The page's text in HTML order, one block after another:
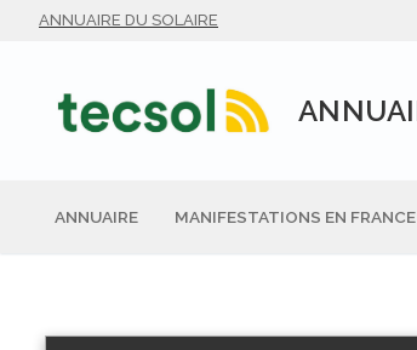
ANNUAIRE DU SOLAIRE
ANNUAIRE MANIFESTATIONS EN FRANCE